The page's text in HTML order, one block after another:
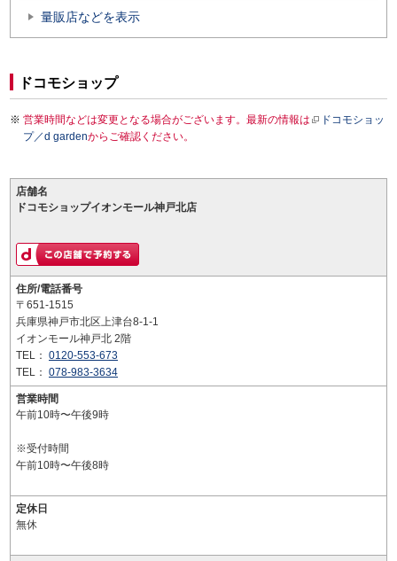
量販店などを表示
ドコモショップ
営業時間などは変更となる場合がございます。最新の情報は
ドコモショッ
プ／d gardenからご確認ください。
店舗名
ドコモショップイオンモール神戸北店
住所/電話番号
〒651-1515
兵庫県神戸市北区上津台8-1-1
イオンモール神戸北 2階
TEL： 0120-553-673
TEL： 078-983-3634
営業時間
午前10時〜午後9時
※受付時間
午前10時〜午後8時
定休日
無休